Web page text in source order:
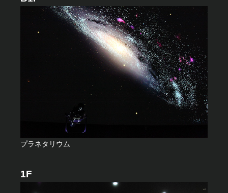
プラネタリウム
1F